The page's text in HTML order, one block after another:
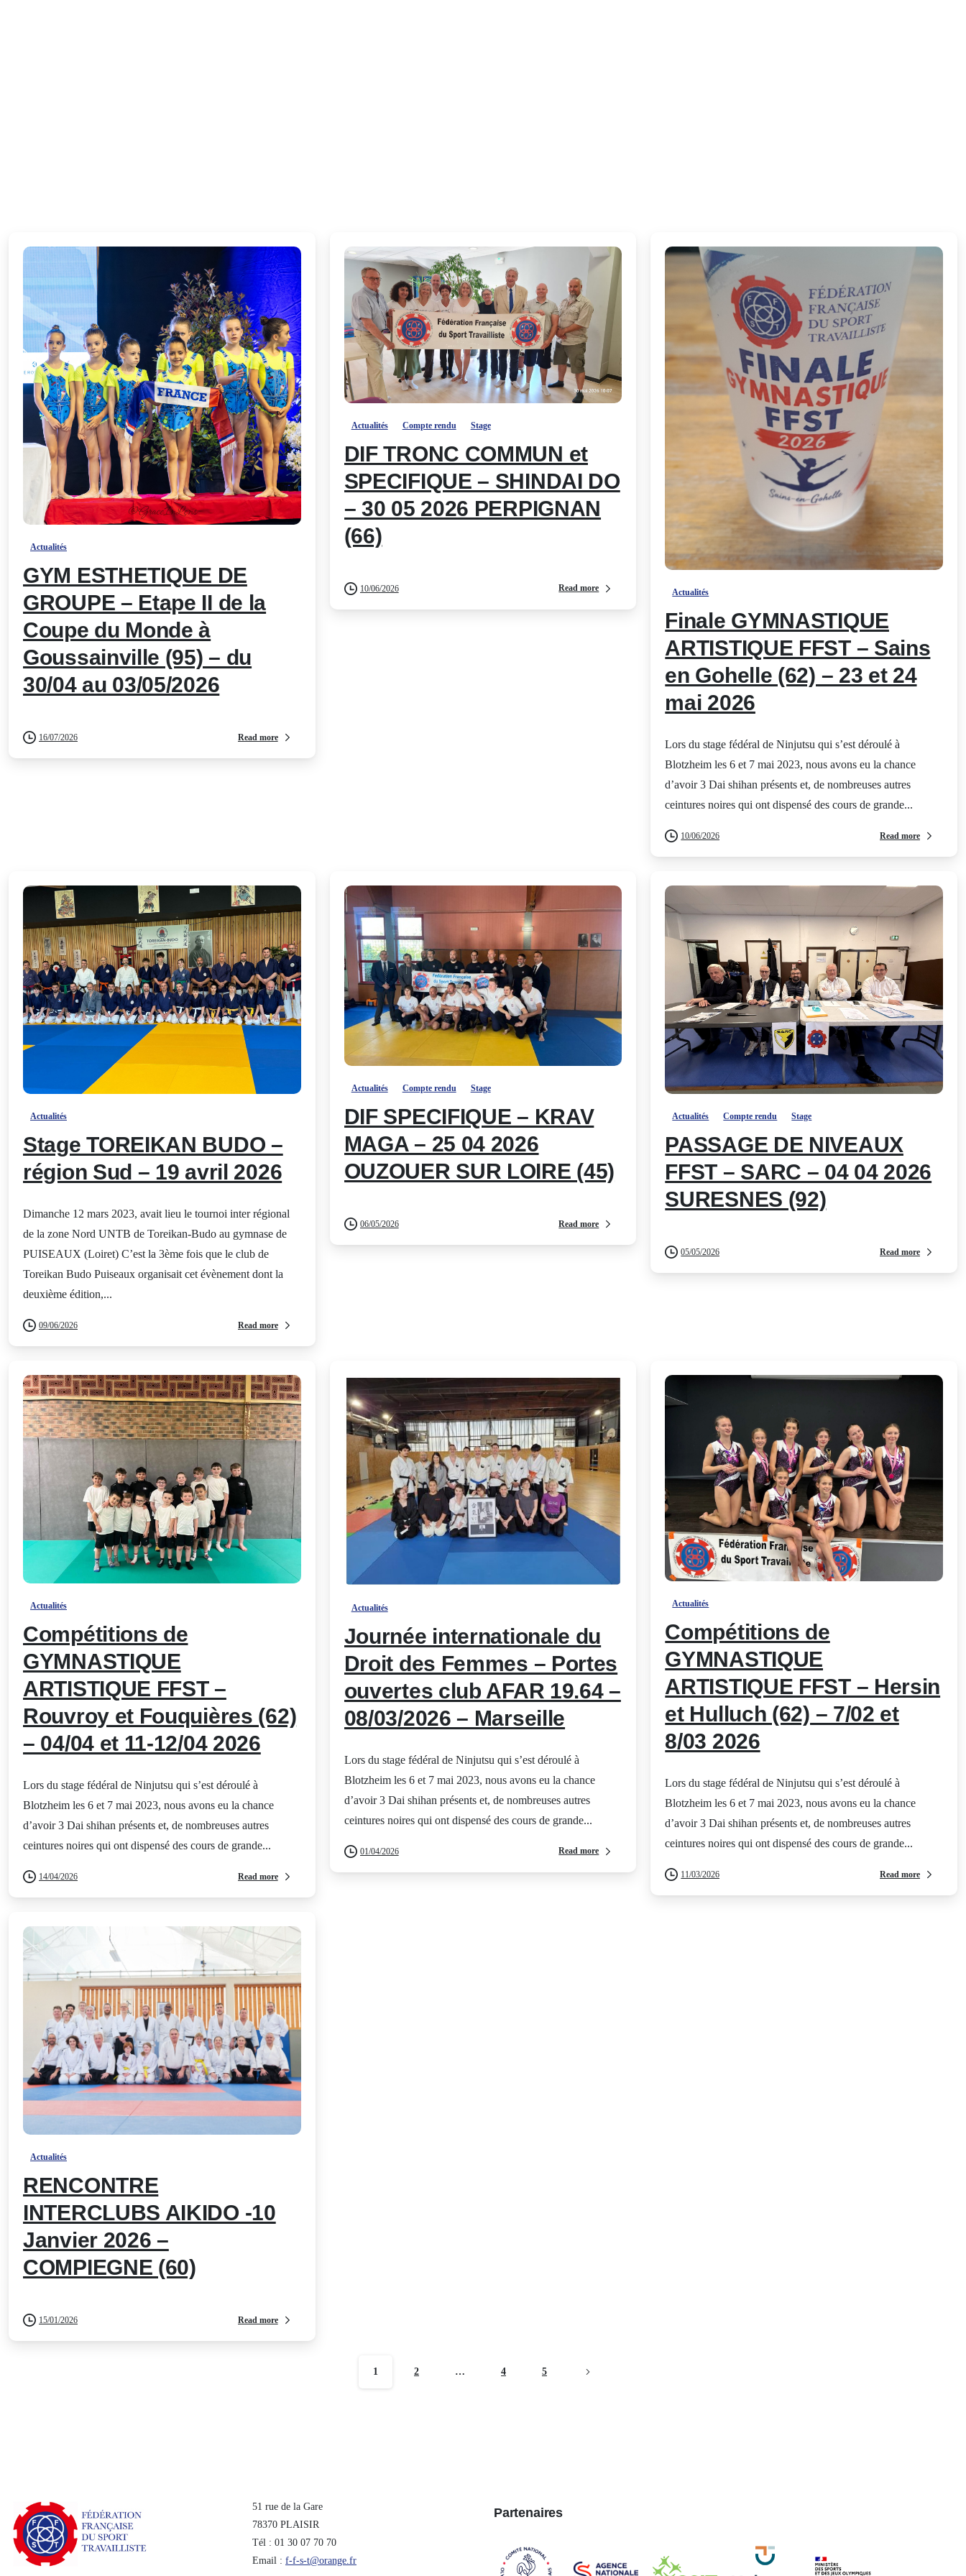
-
Actualités
GYM ESTHETIQUE DE
GROUPE – Etape II de la
Coupe du Monde à
Goussainville (95) – du
30/04 au 03/05/2026
16/07/2026 Read more
Actualités Compte rendu Stage
DIF TRONC COMMUN et
SPECIFIQUE – SHINDAI DO
– 30 05 2026 PERPIGNAN
(66)
10/06/2026 Read more Actualités
Finale GYMNASTIQUE
ARTISTIQUE FFST – Sains
en Gohelle (62) – 23 et 24
mai 2026
Lors du stage fédéral de Ninjutsu qui s’est déroulé à
Blotzheim les 6 et 7 mai 2023, nous avons eu la chance
d’avoir 3 Dai shihan présents et, de nombreuses autres
ceintures noires qui ont dispensé des cours de grande...
10/06/2026 Read more
Actualités
Stage TOREIKAN BUDO –
région Sud – 19 avril 2026
Dimanche 12 mars 2023, avait lieu le tournoi inter régional
de la zone Nord UNTB de Toreikan-Budo au gymnase de
PUISEAUX (Loiret) C’est la 3ème fois que le club de
Toreikan Budo Puiseaux organisait cet évènement dont la
deuxième édition,...
09/06/2026 Read more
Actualités Compte rendu Stage
DIF SPECIFIQUE – KRAV
MAGA – 25 04 2026
OUZOUER SUR LOIRE (45)
06/05/2026 Read more
Actualités Compte rendu Stage
PASSAGE DE NIVEAUX
FFST – SARC – 04 04 2026
SURESNES (92)
05/05/2026 Read more
Actualités
Compétitions de
GYMNASTIQUE
ARTISTIQUE FFST –
Rouvroy et Fouquières (62)
– 04/04 et 11-12/04 2026
Lors du stage fédéral de Ninjutsu qui s’est déroulé à
Blotzheim les 6 et 7 mai 2023, nous avons eu la chance
d’avoir 3 Dai shihan présents et, de nombreuses autres
ceintures noires qui ont dispensé des cours de grande...
14/04/2026 Read more
Actualités
Journée internationale du
Droit des Femmes – Portes
ouvertes club AFAR 19.64 –
08/03/2026 – Marseille
Lors du stage fédéral de Ninjutsu qui s’est déroulé à
Blotzheim les 6 et 7 mai 2023, nous avons eu la chance
d’avoir 3 Dai shihan présents et, de nombreuses autres
ceintures noires qui ont dispensé des cours de grande...
01/04/2026 Read more
Actualités
Compétitions de
GYMNASTIQUE
ARTISTIQUE FFST – Hersin
et Hulluch (62) – 7/02 et
8/03 2026
Lors du stage fédéral de Ninjutsu qui s’est déroulé à
Blotzheim les 6 et 7 mai 2023, nous avons eu la chance
d’avoir 3 Dai shihan présents et, de nombreuses autres
ceintures noires qui ont dispensé des cours de grande...
11/03/2026 Read more
Actualités
RENCONTRE
INTERCLUBS AIKIDO -10
Janvier 2026 –
COMPIEGNE (60)
15/01/2026 Read more
1 2 … 4 5
51 rue de la Gare
78370 PLAISIR
Tél : 01 30 07 70 70
Email : f-f-s-t@orange.fr
Partenaires